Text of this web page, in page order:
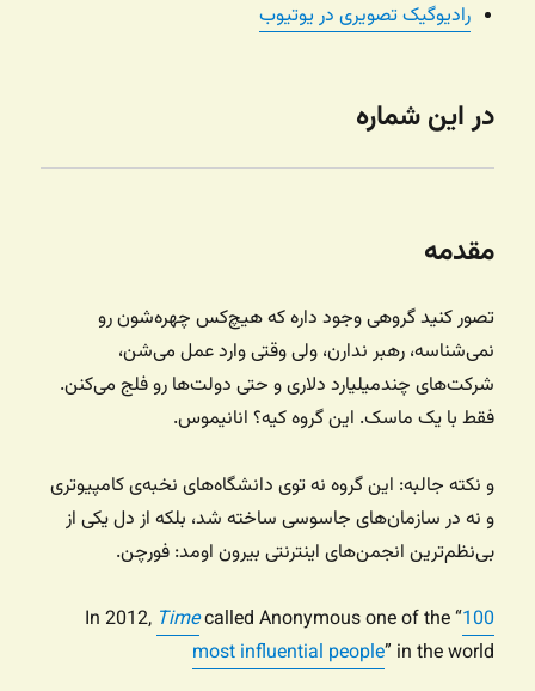
رادیوگیک تصویری در یوتیوب
در این شماره
مقدمه
تصور کنید گروهی وجود داره که هیچ‌کس چهره‌شون رو
نمی‌شناسه، رهبر ندارن، ولی وقتی وارد عمل می‌شن،
شرکت‌های چندمیلیارد دلاری و حتی دولت‌ها رو فلج می‌کنن.
فقط با یک ماسک. این گروه کیه؟ انانیموس.
و نکته جالبه: این گروه نه توی دانشگاه‌های نخبه‌ی کامپیوتری
و نه در سازمان‌های جاسوسی ساخته شد، بلکه از دل یکی از
بی‌نظم‌ترین انجمن‌های اینترنتی بیرون اومد: فورچن.
In 2012,Timecalled Anonymous one of the “100
most influential people ” in the world